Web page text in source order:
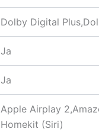
Dolby Digital
Ja
Ja
Apple Airplay
Homekit (Siri)